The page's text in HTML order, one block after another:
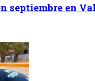
septiembre en